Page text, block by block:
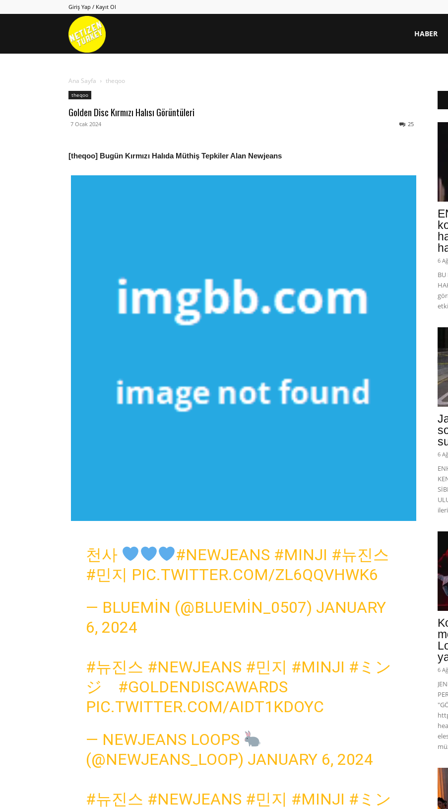
Giriş Yap / Kayıt Ol
Netizen HABER
Ana Sayfa theqoo
theqoo
Golden Disc Kırmızı Halısı Görüntüleri
7 Ocak 2024 25
[theqoo] Bugün Kırmızı Halıda Müthiş Tepkiler Alan Newjeans
천사 #NEWJEANS #MINJI #뉴진스
#민지 PIC.TWITTER.COM/ZL6QQVHWK6
— BLUEMIN (@BLUEMIN_0507) JANUARY
6, 2024
#뉴진스 #NEWJEANS #민지 #MINJI #ミン
ジ
#GOLDENDISCAWARDS
PIC.TWITTER.COM/AIDT1KDOYC
— NEWJEANS LOOPS
(@NEWJEANS_LOOP) JANUARY 6, 2024
#뉴진스 #NEWJEANS #민지 #MINJI #ミン
6
BU
6
6